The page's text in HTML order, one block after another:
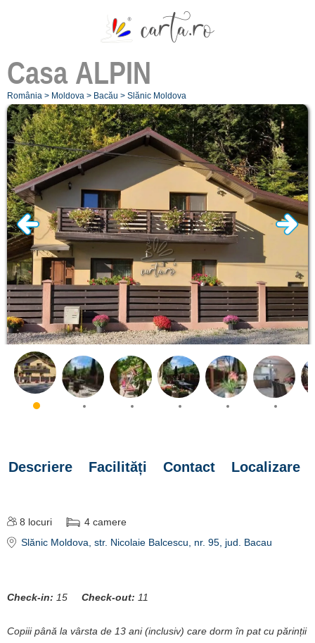
Casa ALPIN
România > Moldova > Bacău > Slănic Moldova
Descriere Facilități Contact Localizare
8 locuri 4 camere
Slănic Moldova , str. Nicolaie Balcescu, nr. 95 , jud. Bacau
Check-in: 15 Check-out: 11
Copiii până la vârsta de 13 ani (inclusiv) care dorm în pat cu părinții